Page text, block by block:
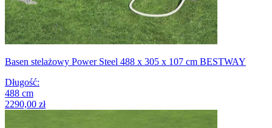
Basen stelażowy Power Steel 488 x 305 x 107 cm BESTWAY
Długość:
488 cm
2290,00 zł